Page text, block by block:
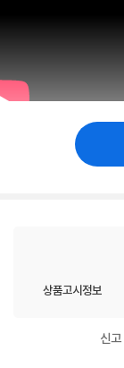
상품고시정보
신고